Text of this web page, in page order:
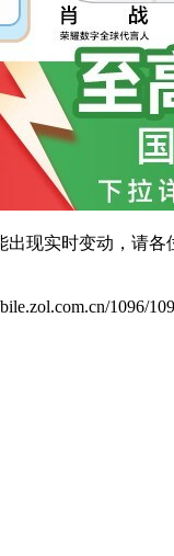
现实时变动，请
1096/